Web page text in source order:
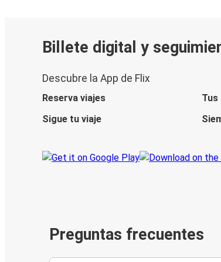
Billete digital y
Descubre la App de Flix
Reserva viajes
Tus
Sigue tu viaje
Preguntas frecuentes